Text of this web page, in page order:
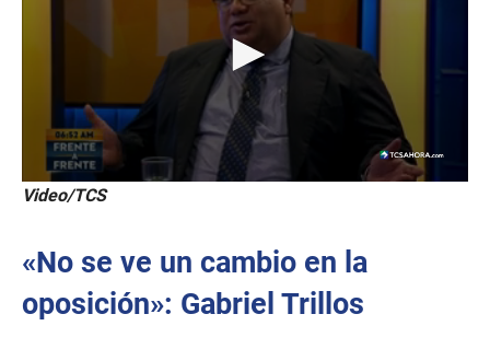
0
s
o
n
d
s
Video/TCS
«No se ve un cambio en la
oposición»: Gabriel Trillos